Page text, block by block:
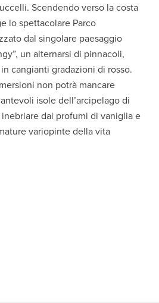
Scendendo verso la costa
lo spettacolare Parco
dal singolare paesaggio
un alternarsi di pinnacoli,
cangianti gradazioni di rosso.
non potrà mancare
isole dell’arcipelago di
dai profumi di vaniglia e
variopinte della vita